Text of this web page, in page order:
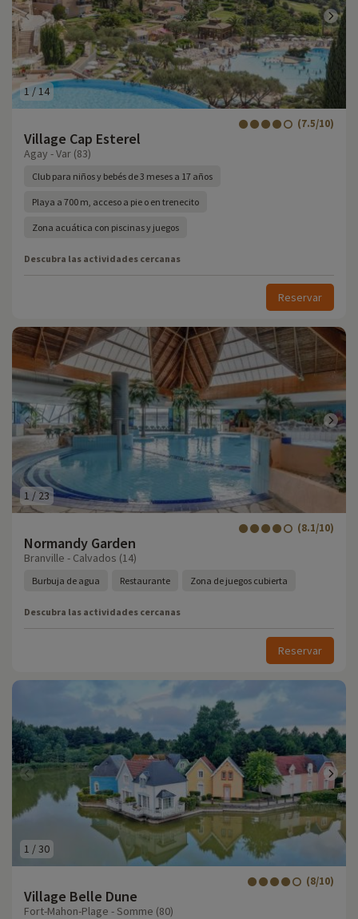
1 /14
Village Cap Esterel
(7.5/10)
Agay - Var (83)
Club para niños y bebés de 3 meses a 17 años
Playa a 700 m, acceso a pie o en trenecito
Zona acuática con piscinas y juegos
Descubra las actividades cercanas
Reservar
1 / 23
Normandy Garden
(8.1/10)
Branville - Calvados (14)
Burbuja de agua Restaurante Zona de juegos cubierta
Descubra las actividades cercanas
Reservar
1 /30
Village Belle Dune
(8/10)
Fort-Mahon-Plage - Somme (80)